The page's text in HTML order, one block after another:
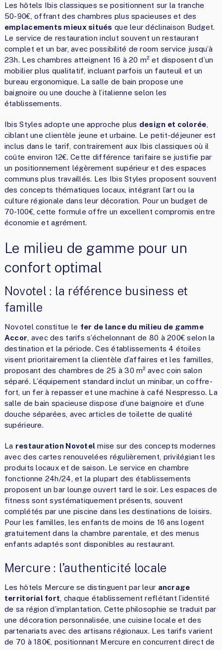
Les hôtels Ibis classiques se positionnent sur la tranche
50-90€, offrant des chambres plus spacieuses et des
emplacements mieux situés que leur déclinaison Budget.
Le service de restauration inclut souvent un restaurant
complet et un bar, avec possibilité de room service jusqu’à
23h. Les chambres atteignent 16 à 20 m² et disposent d’un
mobilier plus qualitatif, incluant parfois un fauteuil et un
bureau ergonomique. La salle de bain propose une
baignoire ou une douche à l’italienne selon les
établissements.
Ibis Styles adopte une approche plus design et colorée
ciblant une clientèle jeune et urbaine. Le petit-déjeuner est
inclus dans le tarif, contrairement aux Ibis classiques où il
coûte environ 12€. Cette différence tarifaire se justifie par
un positionnement légèrement supérieur et des espaces
communs plus travaillés. Les Ibis Styles proposent souvent
des concepts thématiques locaux, intégrant l’art ou la
culture régionale dans leur décoration. Pour un budget de
70-100€, cette formule offre un excellent compromis entre
économie et agrément.
Le milieu de gamme pour un
confort optimal
Novotel : la référence business et
famille
Novotel constitue le fer de lance du milieu de gamme
Accor , avec des tarifs s’échelonnant de 80 à 200€ selon la
destination et la période. Ces établissements 4 étoiles
visent prioritairement la clientèle d’affaires et les familles,
proposant des chambres de 25 à 30 m² avec coin salon
séparé. L’équipement standard inclut un minibar, un coffre-
fort, un fer à repasser et une machine à café Nespresso. La
salle de bain spacieuse dispose d’une baignoire et d’une
douche séparées, avec articles de toilette de qualité
supérieure.
La restauration Novotel mise sur des concepts modernes
avec des cartes renouvelées régulièrement, privilégiant les
produits locaux et de saison. Le service en chambre
fonctionne 24h/24, et la plupart des établissements
proposent un bar lounge ouvert tard le soir. Les espaces de
fitness sont systématiquement présents, souvent
complétés par une piscine dans les destinations de loisirs.
Pour les familles, les enfants de moins de 16 ans logent
gratuitement dans la chambre parentale, et des menus
enfants adaptés sont disponibles au restaurant.
Mercure : l’authenticité locale
Les hôtels Mercure se distinguent par leur ancrage
territorial fort , chaque établissement reflétant l’identité
de sa région d’implantation. Cette philosophie se traduit par
une décoration personnalisée, une cuisine locale et des
partenariats avec des artisans régionaux. Les tarifs varient
de 70 à 180€, positionnant Mercure en concurrent direct de